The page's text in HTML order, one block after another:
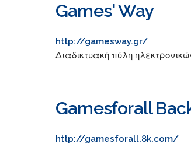
Games' Way
http://gamesway.gr/
Διαδικτυακή πύλη
Gamesforall
http://gamesforall.8k.com/